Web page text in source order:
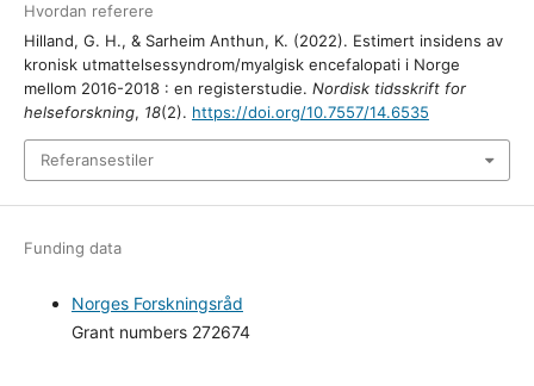
Hvordan referere
Hilland, G. H., & Sarheim Anthun, K. (2022). Estimert insidens av
kronisk utmattelsessyndrom/myalgisk encefalopati i Norge
mellom 2016-2018 : en registerstudie. Nordisk tidsskrift for
helseforskning, 18(2). https://doi.org/10.7557/14.6535
Referansestiler
Funding data
Norges Forskningsråd
Grant numbers 272674